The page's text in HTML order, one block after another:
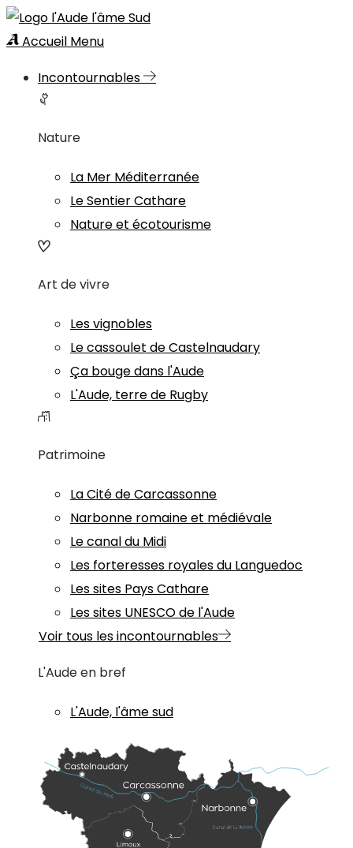
Accueil Menu
Incontournables
Nature
La Mer Méditerranée
Le Sentier Cathare
Nature et écotourisme
Art de vivre
Les vignobles
Le cassoulet de Castelnaudary
Ça bouge dans l'Aude
L'Aude, terre de Rugby
Patrimoine
La Cité de Carcassonne
Narbonne romaine et médiévale
Le canal du Midi
Les forteresses royales du Languedoc
Les sites Pays Cathare
Les sites UNESCO de l'Aude
Voir tous les incontournables
L'Aude en bref
L'Aude, l'âme sud